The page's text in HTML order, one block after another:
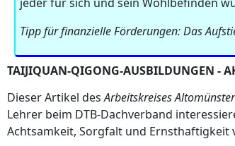
Tipp für finanzielle Förderungen: Das
TAIJIQUAN-QIGONG-AUSBILDUNGEN -
Dieser Artikel desArbeitskreises Altomünster
Lehrer beim DTB-Dachverband
Achtsamkeit, Sorgfalt und Ernsthaftigkeit